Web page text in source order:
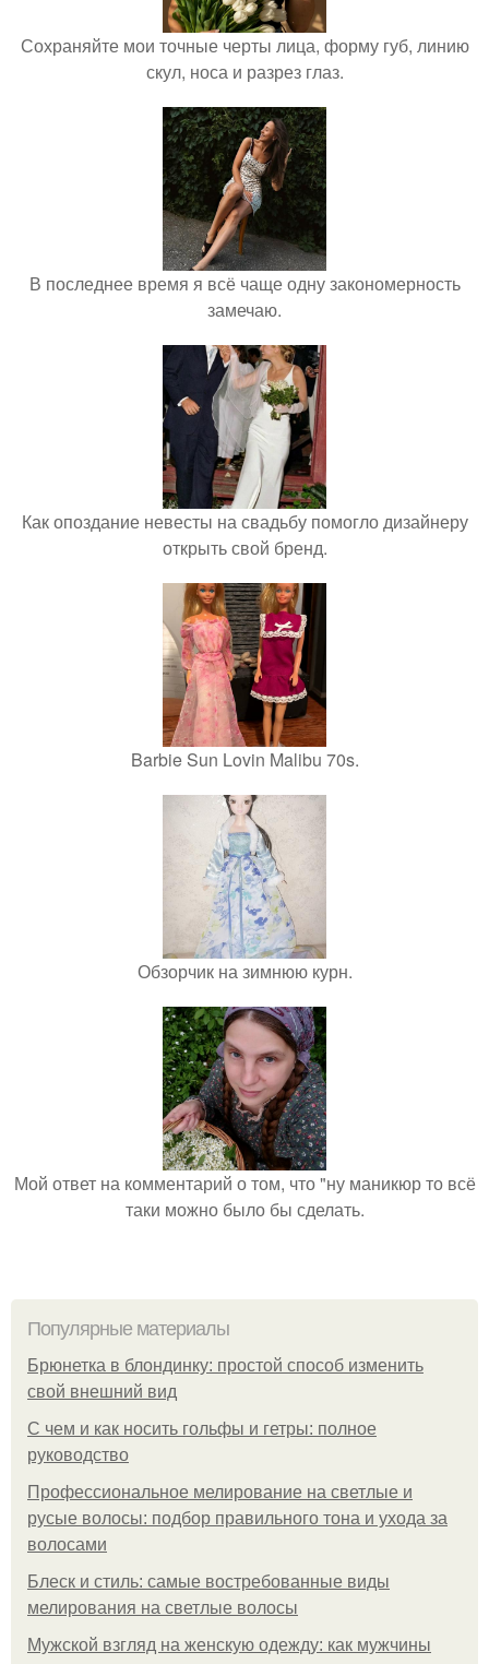
Сохраняйте мои точные черты лица, форму губ, линию
скул, носа и разрез глаз.
В последнее время я всё чаще одну закономерность
замечаю.
Как опоздание невесты на свадьбу помогло дизайнеру
открыть свой бренд.
Barbie Sun Lovin Malibu 70s.
Обзорчик на зимнюю курн.
Мой ответ на комментарий о том, что "ну маникюр то всё
таки можно было бы сделать.
Популярные материалы
Брюнетка в блондинку: простой способ изменить
свой внешний вид
С чем и как носить гольфы и гетры: полное
руководство
Профессиональное мелирование на светлые и
русые волосы: подбор правильного тона и ухода за
волосами
Блеск и стиль: самые востребованные виды
мелирования на светлые волосы
Мужской взгляд на женскую одежду: как мужчины